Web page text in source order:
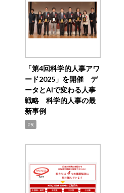
「第4回科学的人事アワ
ード2025」を開催 デ
ータとAIで変わる人事
戦略 科学的人事の最
新事例
PR